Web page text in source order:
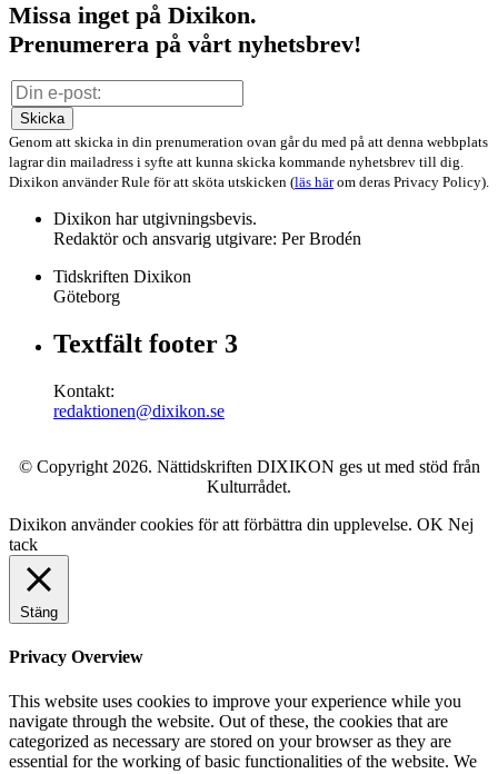
Missa inget på Dixikon.
Prenumerera på vårt nyhetsbrev!
Skicka
Genom att skicka in din prenumeration ovan går du med på att denna webbplats
lagrar din mailadress i syfte att kunna skicka kommande nyhetsbrev till dig.
Dixikon använder Rule för att sköta utskicken (läs härom deras Privacy Policy).
Dixikon har utgivningsbevis.
Redaktör och ansvarig utgivare: Per Brodén
Tidskriften Dixikon
Göteborg
Textfält footer 3
Kontakt:
redaktionen@dixikon.se
© Copyright 2026. Nättidskriften DIXIKON ges ut med stöd från
Kulturrådet.
Dixikon använder cookies för att förbättra din upplevelse. OK Nej
tack
Stäng
Privacy Overview
This website uses cookies to improve your experience while you
navigate through the website. Out of these, the cookies that are
categorized as necessary are stored on your browser as they are
essential for the working of basic functionalities of the website. We